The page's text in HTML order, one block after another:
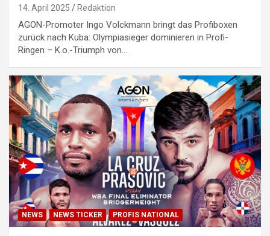
14. April 2025 Redaktion
AGON-Promoter Ingo Volckmann bringt das Profiboxen
zurück nach Kuba: Olympiasieger dominieren in Profi-
Ringen – K.o.-Triumph von…
NEWS NEWS TICKER PROFIS NATIONAL